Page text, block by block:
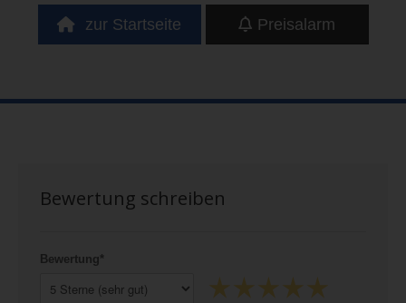
zur Startseite Preisalarm
Bewertung schreiben
Bewertung*